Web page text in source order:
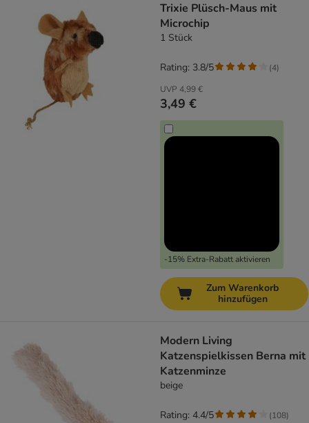
Trixie Plüsch-Maus mit
Microchip
1 Stück
UVP 4,99 €
3,49 €
-15% Extra-Rabatt aktivieren
Rating: 3.8/5 (4)
Zum Warenkorb
hinzufügen
Modern Living
Katzenspielkissen Berna mit
Katzenminze
beige
Rating: 4.4/5 (108)